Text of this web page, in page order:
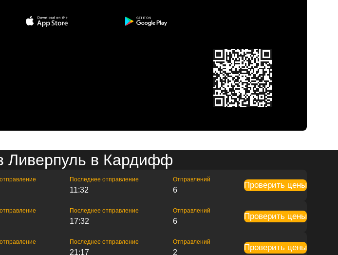
Ливерпуль в Кардифф
Последнее отправление
11:32
Отправлений
6
Проверить цены
Последнее отправление
17:32
Отправлений
6
Проверить цены
Последнее отправление
21:17
Отправлений
2
Проверить цены